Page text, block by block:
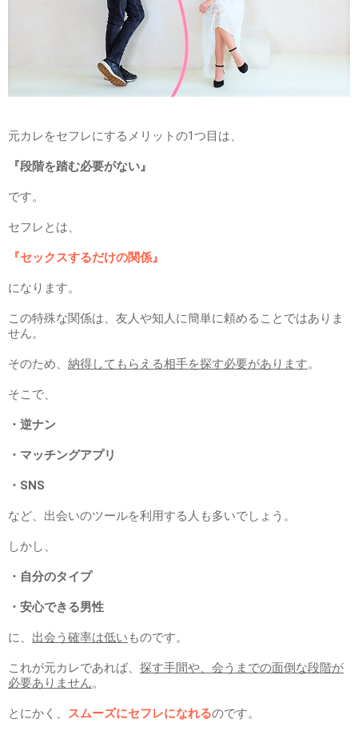
元カレをセフレにするメリットの1つ目は、
『段階を踏む必要がない』
です。
セフレとは、
『セックスするだけの関係』
になります。
この特殊な関係は、友人や知人に簡単に頼めることではありま
せん。
そのため、 納得してもらえる相手を探す必要があります。
そこで、
・逆ナン
・マッチングアプリ
・SNS
など、出会いのツールを利用する人も多いでしょう。
しかし、
・自分のタイプ
・安心できる男性
に、 出会う確率は低い ものです。
これが元カレであれば、 探す手間や、会うまでの面倒な段階が
必要ありません。
とにかく、 スムーズにセフレになれるのです。